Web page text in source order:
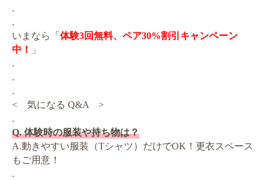
.
.
いまなら「 体験3回無料、ペア30%割引キャンペーン
中！
」
.
.
.
< 気になる Q&A >
.
Q. 体験時の服装や持ち物は？
A.動きやすい服装（Tシャツ）だけでOK！更衣スペース
もご用意！
.